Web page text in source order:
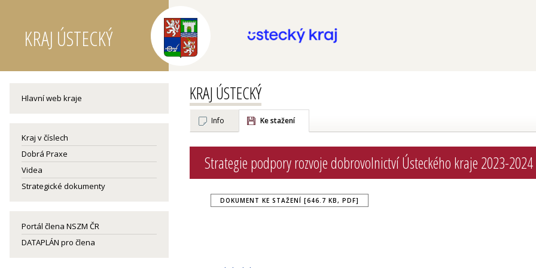
KRAJ ÚSTECKÝ
Hlavní web kraje
Kraj v číslech
Dobrá Praxe
Videa
Strategické dokumenty
Portál člena NSZM ČR
DATAPLÁN pro člena
KRAJ ÚSTECKÝ
Info Ke stažení
Strategie podpory rozvoje dobrovolnictví Ústeckého kraje 2023-2024
DOKUMENT KE STAŽENÍ [646.7 KB, PDF]